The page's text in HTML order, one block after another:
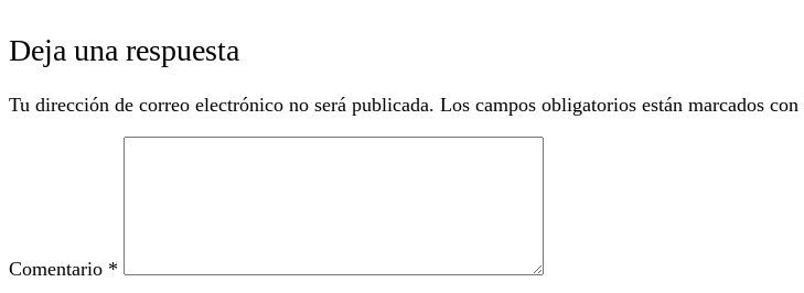
Deja una respuesta
Tu dirección de correo electrónico no será publicada. Los campos obligatorios están marcados con
Comentario *